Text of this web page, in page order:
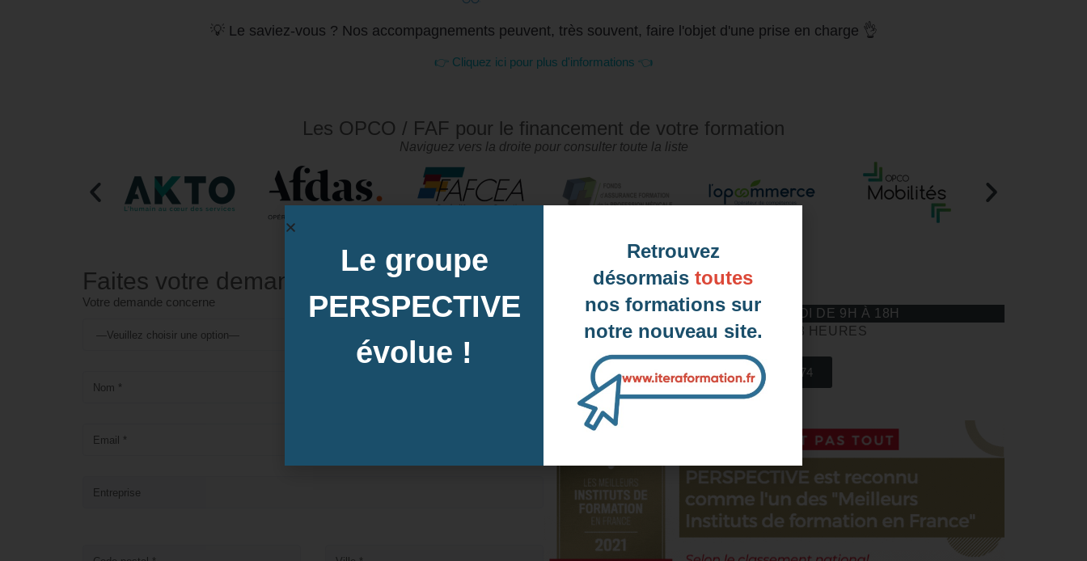
💡 Le saviez-vous ? Nos accompagnements peuvent, très souvent, faire l'objet d'une prise en charge 👌
👉 Cliquez ici pour plus d'informations 👈
Les OPCO / FAF pour le financement de votre formation
Naviguez vers la droite pour consulter toute la liste
Faites votre demande
Votre demande concerne
Notre équipe vous réponds
DU LUNDI AU VENDREDI DE 9H À 18H
DE 9 HEURES A 18 HEURES
04 85 69 42 74
Le groupe
PERSPECTIVE
évolue !
Retrouvez
désormais toutes
nos formations sur
notre nouveau site.